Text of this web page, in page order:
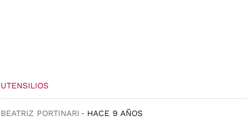
UTENSILIOS
BEATRIZ PORTINARI HACE 9 AÑOS